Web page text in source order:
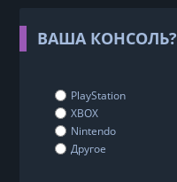
ВАША КОНСОЛЬ?
PlayStation
XBOX
Nintendo
Другое